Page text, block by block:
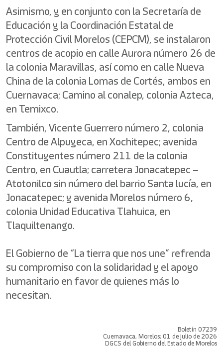
Asimismo, y en conjunto con la Secretaría de
Educación y la Coordinación Estatal de
Protección Civil Morelos (CEPCM), se instalaron
centros de acopio en calle Aurora número 26 de
la colonia Maravillas, así como en calle Nueva
China de la colonia Lomas de Cortés, ambos en
Cuernavaca; Camino al conalep, colonia Azteca,
en Temixco.
También, Vicente Guerrero número 2, colonia
Centro de Alpuyeca, en Xochitepec; avenida
Constituyentes número 211 de la colonia
Centro, en Cuautla; carretera Jonacatepec –
Atotonilco sin número del barrio Santa lucía, en
Jonacatepec; y avenida Morelos número 6,
colonia Unidad Educativa Tlahuica, en
Tlaquiltenango.
El Gobierno de “La tierra que nos une” refrenda
su compromiso con la solidaridad y el apoyo
humanitario en favor de quienes más lo
necesitan.
Boletín 07239
Cuernavaca, Morelos; 01 de julio de 2026
DGCS del Gobierno del Estado de Morelos